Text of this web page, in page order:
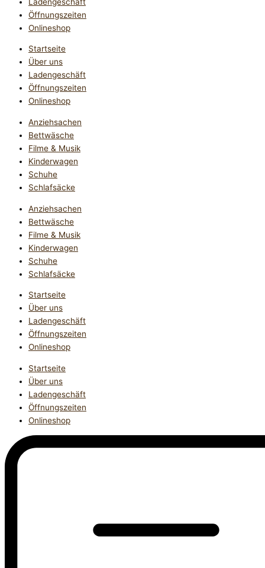
Öffnungszeiten
Onlineshop
Startseite
Über uns
Ladengeschäft
Öffnungszeiten
Onlineshop
Anziehsachen
Bettwäsche
Filme & Musik
Kinderwagen
Schuhe
Schlafsäcke
Anziehsachen
Bettwäsche
Filme & Musik
Kinderwagen
Schuhe
Schlafsäcke
Startseite
Über uns
Ladengeschäft
Öffnungszeiten
Onlineshop
Startseite
Über uns
Ladengeschäft
Öffnungszeiten
Onlineshop